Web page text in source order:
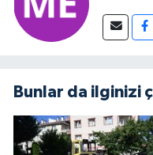
Bunlar da ilginizi